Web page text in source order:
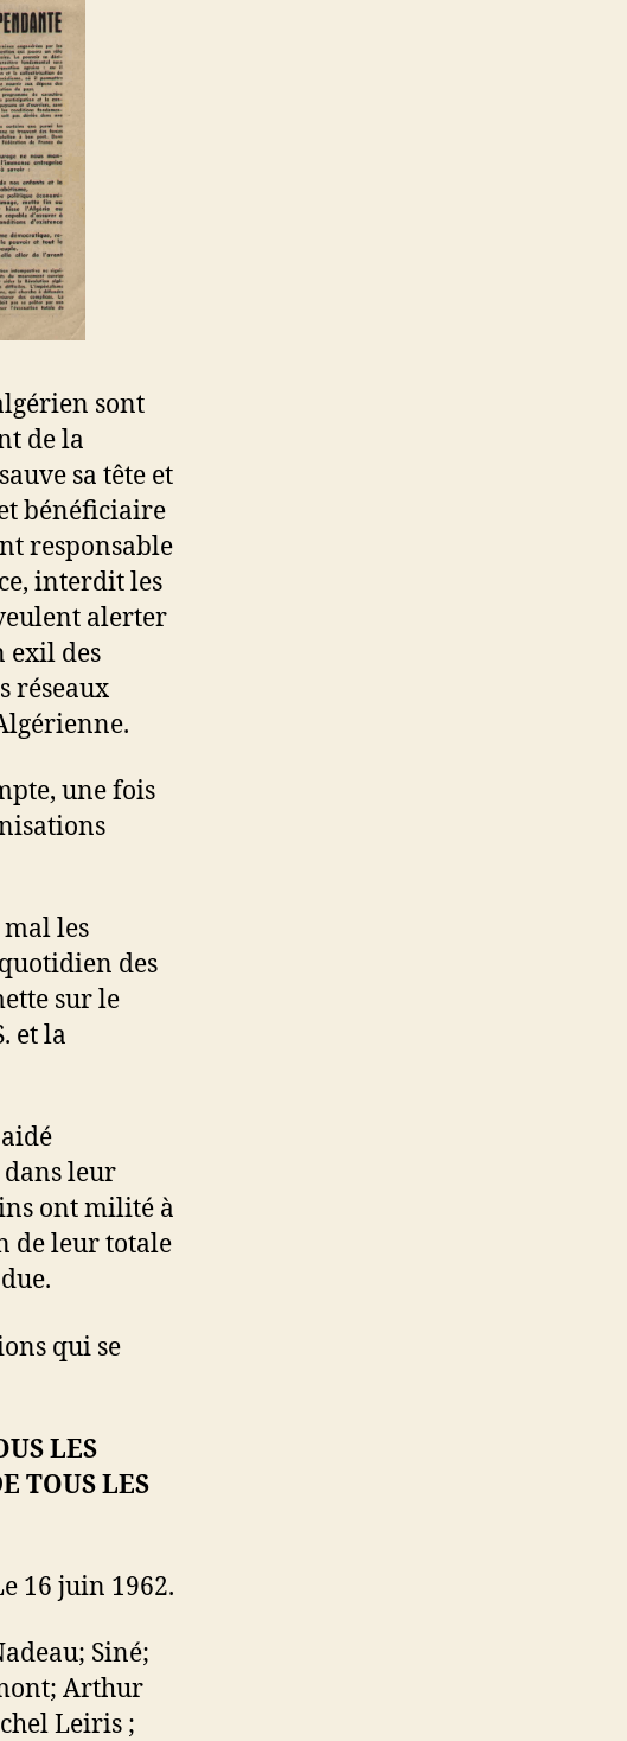
sont
de la
sa tête et
bénéficiaire
responsable
interdit les
alerter
exil des
réseaux
une fois
les
des
sur le
et la
leur
ont milité à
de leur totale
qui se
LES
TOUS LES
16 juin 1962.
Siné;
Arthur
Leiris ;